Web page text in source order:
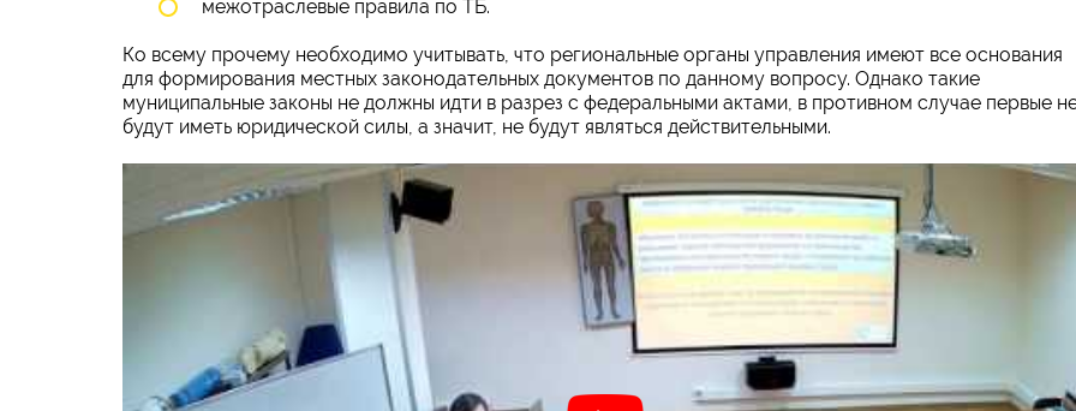
межотраслевые правила по ТБ.
Ко всему прочему необходимо учитывать, что региональные органы управления имеют все основания
для формирования местных законодательных документов по данному вопросу. Однако такие
муниципальные законы не должны идти в разрез с федеральными актами, в противном случае первые
будут иметь юридической силы, а значит, не будут являться действительными.